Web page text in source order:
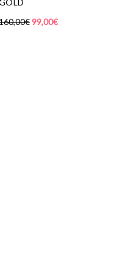
99,00€